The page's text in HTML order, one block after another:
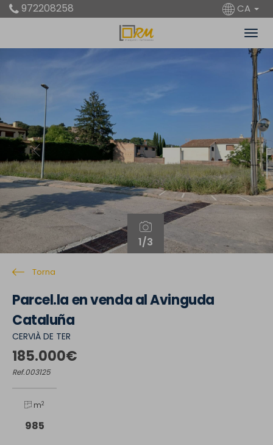
972208258 CA
1/3
Previous Next
Torna
Parcel.la en venda al Avinguda
Cataluña
CERVIÀ DE TER
185.000€
Ref.003125
m2
985